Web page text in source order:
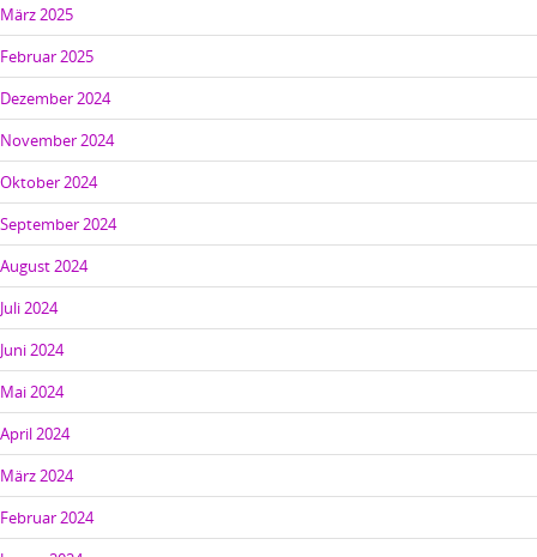
März 2025
Februar 2025
Dezember 2024
November 2024
Oktober 2024
September 2024
August 2024
Juli 2024
Juni 2024
Mai 2024
April 2024
März 2024
Februar 2024